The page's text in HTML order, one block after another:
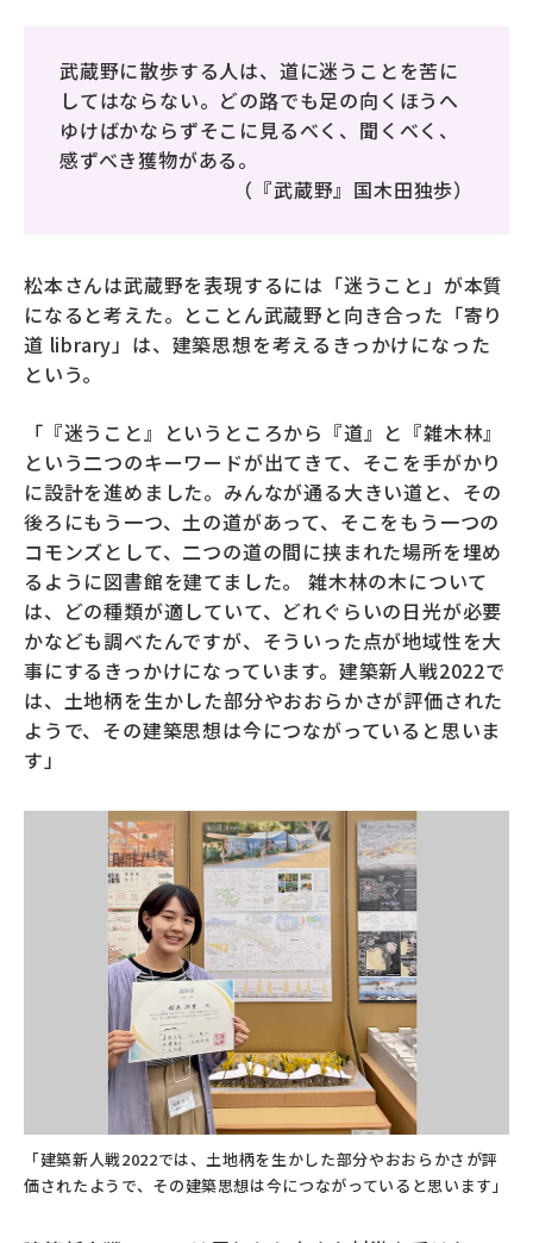
武蔵野に散歩する人は、道に迷うことを苦に
してはならない。どの路でも足の向くほうへ
ゆけばかならずそこに見るべく、聞くべく、
感ずべき獲物がある。
（『武蔵野』国木田独歩）
松本さんは武蔵野を表現するには「迷うこと」が本質
になると考えた。とことん武蔵野と向き合った「寄り
道 library」は、建築思想を考えるきっかけになった
という。
「『迷うこと』というところから『道』と『雑木林』
という二つのキーワードが出てきて、そこを手がかり
に設計を進めました。みんなが通る大きい道と、その
後ろにもう一つ、土の道があって、そこをもう一つの
コモンズとして、二つの道の間に挟まれた場所を埋め
るように図書館を建てました。 雑木林の木について
は、どの種類が適していて、どれぐらいの日光が必要
かなども調べたんですが、そういった点が地域性を大
事にするきっかけになっています。建築新人戦2022で
は、土地柄を生かした部分やおおらかさが評価された
ようで、その建築思想は今につながっていると思いま
す」
「建築新人戦2022では、土地柄を生かした部分やおおらかさが評
価されたようで、その建築思想は今につながっていると思います」